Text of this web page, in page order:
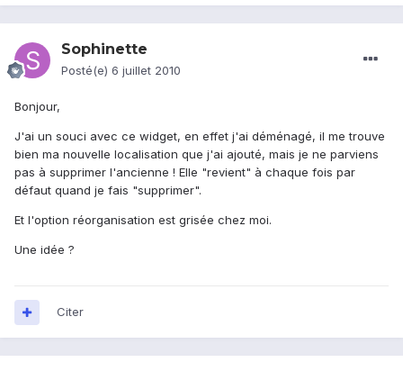
Sophinette
Posté(e) 6 juillet 2010
Bonjour,
J'ai un souci avec ce widget, en effet j'ai déménagé, il me trouve
bien ma nouvelle localisation que j'ai ajouté, mais je ne parviens
pas à supprimer l'ancienne ! Elle "revient" à chaque fois par
défaut quand je fais "supprimer".
Et l'option réorganisation est grisée chez moi.
Une idée ?
Citer